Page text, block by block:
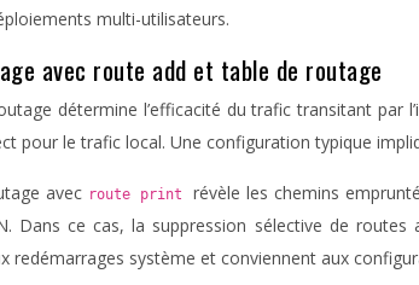
multi-utilisateurs.
avec route add et table de routage
détermine l’efficacité du trafic transitant par
pour le trafic local. Une configuration typique
avec route print révèle les chemins
Dans ce cas, la suppression sélective de routes
redémarrages système et conviennent aux